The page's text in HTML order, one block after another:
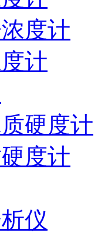
度计
计
硬度计
度计
仪